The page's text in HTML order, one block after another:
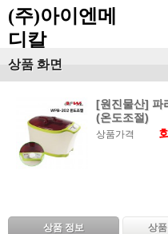
(주)아이엔메
디칼
상품 화면
[원진물산] 파
(온도조절)
상품가격
상품 정보 상품